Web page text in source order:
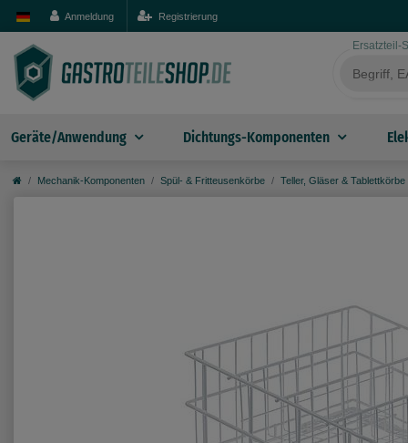
Anmeldung Registrierung
Ersatzteil-
Geräte/Anwendung Dichtungs-Komponenten
Mechanik-Komponenten Spül- & Fritteusenkörbe Teller, Gläser & Tablettkörbe